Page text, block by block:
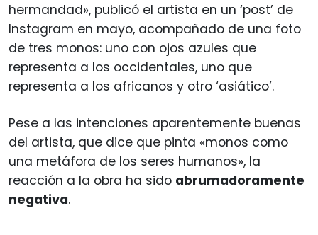
hermandad», publicó el artista en un ‘post’ de
Instagram en mayo, acompañado de una foto
de tres monos: uno con ojos azules que
representa a los occidentales, uno que
representa a los africanos y otro ‘asiático’.
Pese a las intenciones aparentemente buenas
del artista, que dice que pinta «monos como
una metáfora de los seres humanos», la
reacción a la obra ha sido abrumadoramente
negativa.